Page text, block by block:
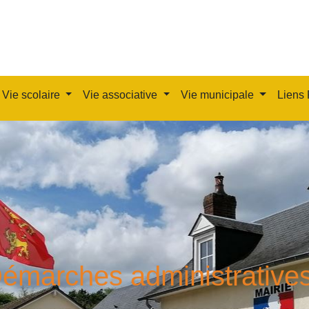
Vie scolaire Vie associative Vie municipale Liens